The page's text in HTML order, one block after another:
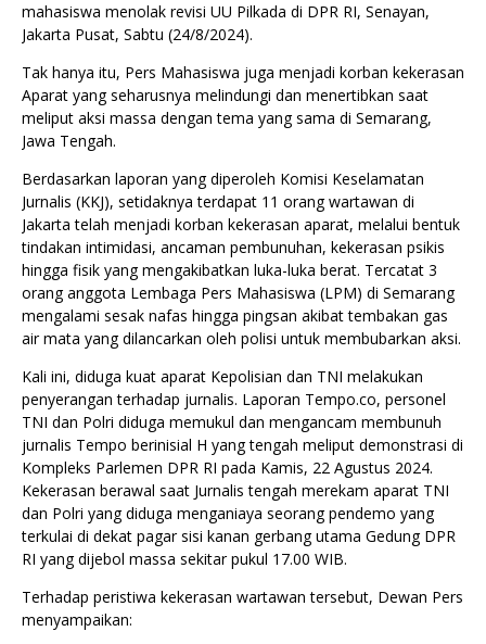
mahasiswa menolak revisi UU Pilkada di DPR RI, Senayan,
Jakarta Pusat, Sabtu (24/8/2024).
Tak hanya itu, Pers Mahasiswa juga menjadi korban kekerasan
Aparat yang seharusnya melindungi dan menertibkan saat
meliput aksi massa dengan tema yang sama di Semarang,
Jawa Tengah.
Berdasarkan laporan yang diperoleh Komisi Keselamatan
Jurnalis (KKJ), setidaknya terdapat 11 orang wartawan di
Jakarta telah menjadi korban kekerasan aparat, melalui bentuk
tindakan intimidasi, ancaman pembunuhan, kekerasan psikis
hingga fisik yang mengakibatkan luka-luka berat. Tercatat 3
orang anggota Lembaga Pers Mahasiswa (LPM) di Semarang
mengalami sesak nafas hingga pingsan akibat tembakan gas
air mata yang dilancarkan oleh polisi untuk membubarkan aksi.
Kali ini, diduga kuat aparat Kepolisian dan TNI melakukan
penyerangan terhadap jurnalis. Laporan Tempo.co, personel
TNI dan Polri diduga memukul dan mengancam membunuh
jurnalis Tempo berinisial H yang tengah meliput demonstrasi di
Kompleks Parlemen DPR RI pada Kamis, 22 Agustus 2024.
Kekerasan berawal saat Jurnalis tengah merekam aparat TNI
dan Polri yang diduga menganiaya seorang pendemo yang
terkulai di dekat pagar sisi kanan gerbang utama Gedung DPR
RI yang dijebol massa sekitar pukul 17.00 WIB.
Terhadap peristiwa kekerasan wartawan tersebut, Dewan Pers
menyampaikan: